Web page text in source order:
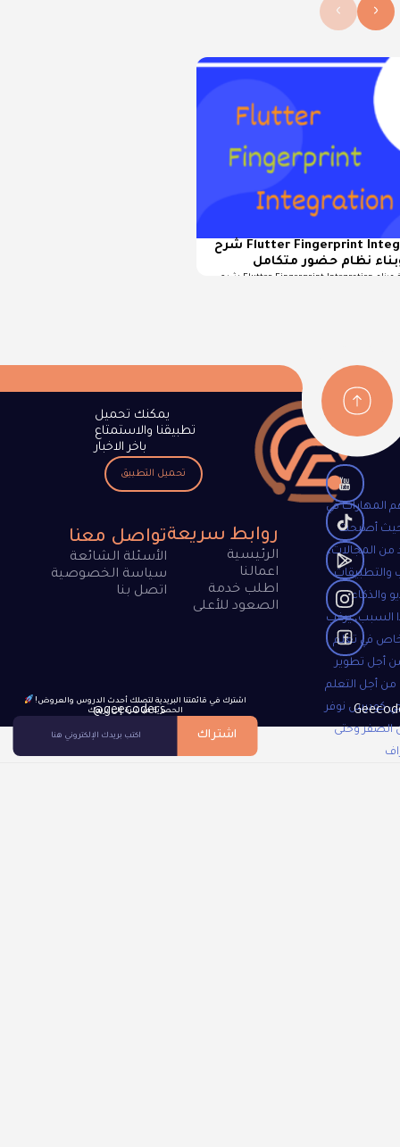
‹
›
شرح Flutter Fingerprint Integration لربط أجهزة
نظام حضور متكامل
شرح Flutter Fingerprint Integration لربط أجهزة البصمة الخارجية وبناء
المهارات في
حيث أصبحت
من المجالات،
والتطبيقات
والذكاء
السبب، يرغب
في تعلم
أجل تطوير
من أجل التعلم
جي كودرس نوفر
الصفر وحتى
@geecoders
روابط سريعة
الرئيسية
اعمالنا
اطلب خدمة
الصعود للأعلى
تواصل معنا
الأسئلة الشائعة
سياسة الخصوصية
اتصل بنا
!اشترك في قائمتنا البريدية لتصلك أحدث الدروس والعروض
الحصرية مباشرة إلى بريدك
اشتراك
يمكنك تحميل
تطبيقنا والاستمتاع
باخر الاخبار
تحميل التطبيق